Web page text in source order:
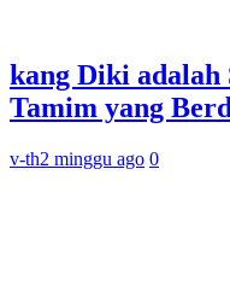
kang Diki adalah
Tamim yang
v-th2 minggu ago 0